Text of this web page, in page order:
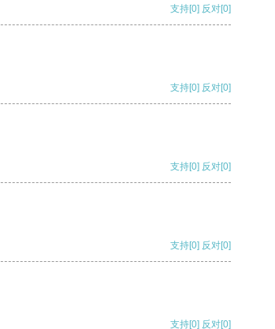
支持[0] 反对[0]
支持[0] 反对[0]
支持[0] 反对[0]
支持[0] 反对[0]
支持[0] 反对[0]